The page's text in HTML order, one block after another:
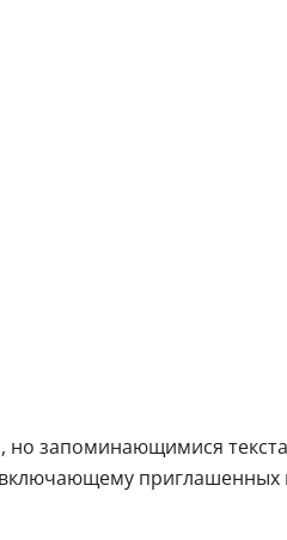
запоминающимися
приглашенных